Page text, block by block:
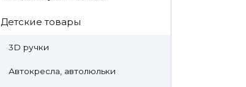
Детские товары
3D ручки
Автокресла, автолюльки